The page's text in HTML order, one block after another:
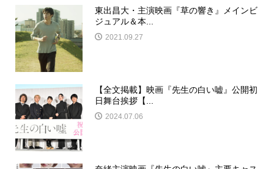
東出昌大・主演映画『草の響き』メインビ
ジュアル＆本...
2021.09.27
【全文掲載】映画『先生の白い嘘』公開初
日舞台挨拶【...
2024.07.06